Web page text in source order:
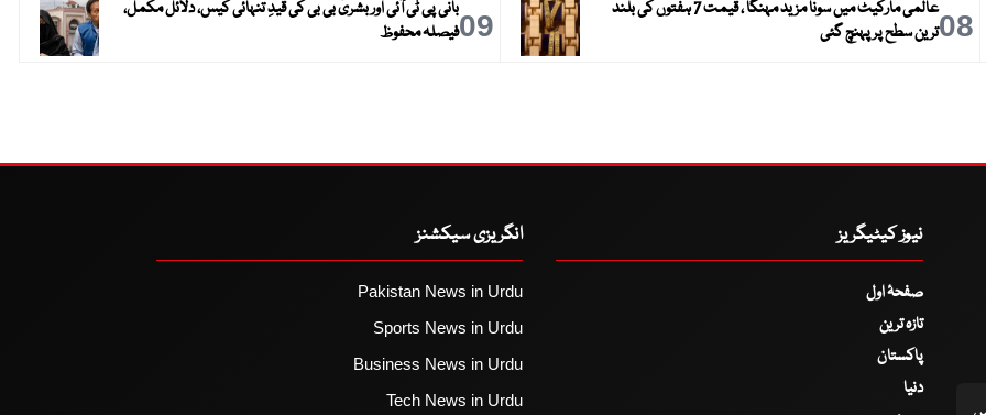
08
عالمی مارکیٹ میں سونا مزید مہنگا ، قیمت 7 ہفتوں کی بلند
ترین سطح پر پہنچ گئی
09بانی پی ٹی آئی اور بشریٰ بی بی کی قیدِ تنہائی کیس، دلائل مکمل،
فیصلہ محفوظ
نیوز کیٹیگریز
صفحۂ اول
تازہ ترین
پاکستان
دنیا
انگریزی سیکشنز
Pakistan News in Urdu
Sports News in Urdu
Business News in Urdu
Tech News in Urdu